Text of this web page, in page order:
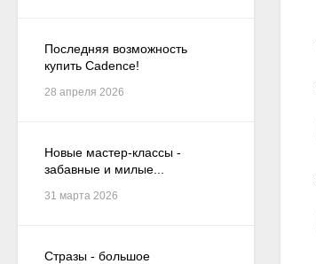
Последняя возможность
купить Cadence!
28 апреля 2026
Новые мастер-классы -
забавные и милые...
31 марта 2026
Стразы - большое